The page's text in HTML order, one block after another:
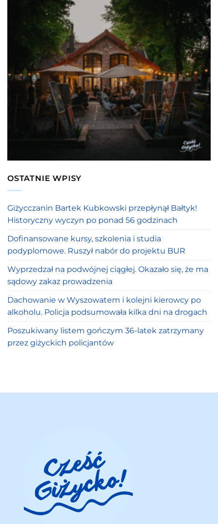
OSTATNIE WPISY
Giżycczanin Bartek Kubkowski przepłynął Bałtyk!
Historyczny wyczyn po ponad 56 godzinach
Dofinansowane kursy, szkolenia i studia
podyplomowe. Ruszył nabór do projektu BUR
Wyprzedzał na podwójnej ciągłej. Okazało się, że ma
sądowy zakaz prowadzenia
Dachowanie w Wyszowatem i kolejni kierowcy po
alkoholu. Policja podsumowała kilka dni na drogach
Poszukiwany listem gończym 36-latek zatrzymany
przez giżyckich policjantów